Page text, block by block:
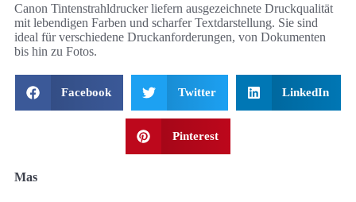
Canon Tintenstrahldrucker liefern ausgezeichnete Druckqualität
mit lebendigen Farben und scharfer Textdarstellung. Sie sind
ideal für verschiedene Druckanforderungen, von Dokumenten
bis hin zu Fotos.
Facebook Twitter LinkedIn
Pinterest
Mas